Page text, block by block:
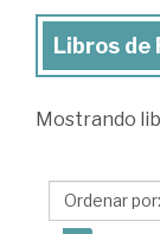
Libros
Fressoz,
Baptiste
Libros de
Mostrando